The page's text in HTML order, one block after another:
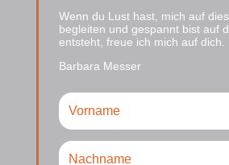
Wenn du Lust hast, mich auf
begleiten und gespannt bist auf
entsteht, freue ich mich auf dich.
Barbara Messer